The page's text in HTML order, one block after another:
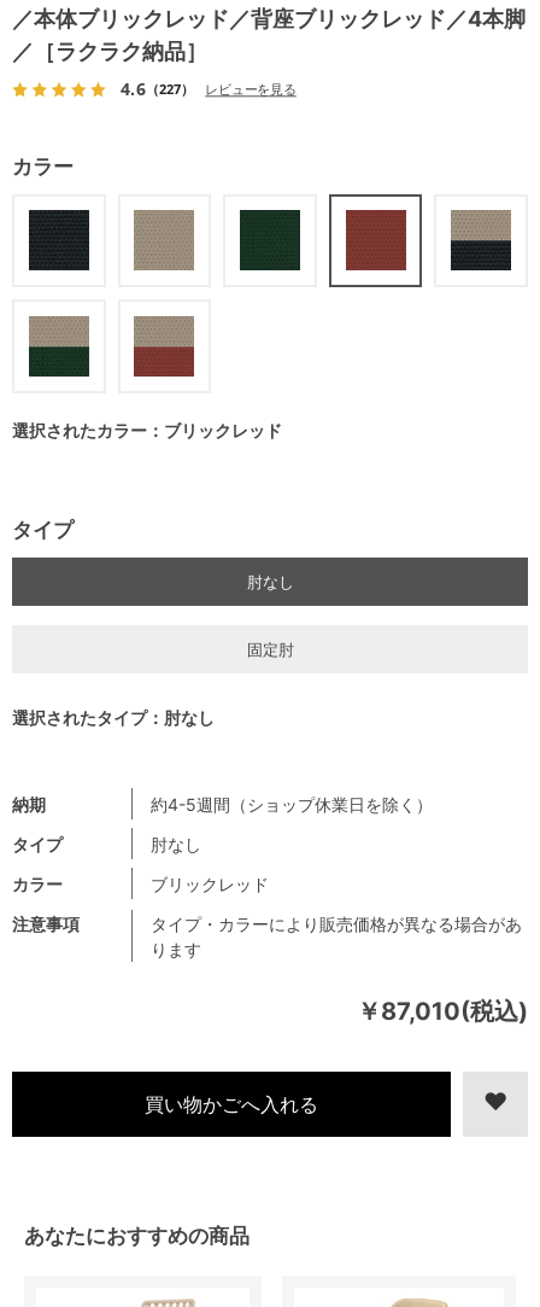
／本体ブリックレッド／背座ブリックレッド／4本脚
／［ラクラク納品］
4.6（227） レビューを見る
￥87,010(税込)
注意事項
タイプ・カラーにより販売価格が異なる場合があ
ります
納期
約4-5週間（ショップ休業日を除く）
タイプ
肘なし
カラー
ブリックレッド
カラー
選択されたカラー：ブリックレッド
タイプ
肘なし
固定肘
選択されたタイプ：肘なし
あなたにおすすめの商品